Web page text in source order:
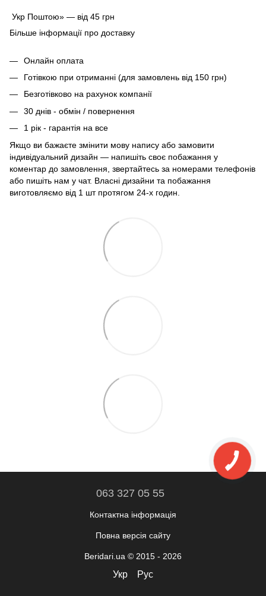
Укр Поштою» — від 45 грн
Більше інформації про доставку
Онлайн оплата
Готівкою при отриманні (для замовлень від 150 грн)
Безготівково на рахунок компанії
30 днів - обмін / повернення
1 рік - гарантія на все
Якщо ви бажаєте змінити мову напису або замовити
індивідуальний дизайн — напишіть своє побажання у
коментар до замовлення, звертайтесь за номерами телефонів
або пишіть нам у чат. Власні дизайни та побажання
виготовляємо від 1 шт протягом 24-х годин.
063 327 05 55
Контактна інформація
Повна версія сайту
Beridari.ua © 2015 - 2026
Укр Рус